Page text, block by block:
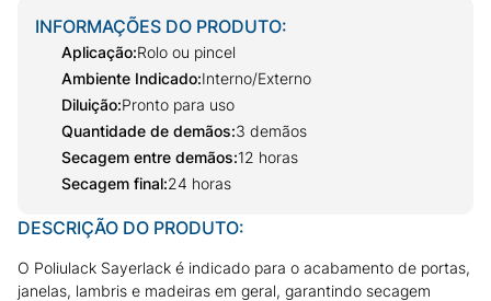
INFORMAÇÕES DO PRODUTO:
Aplicação:Rolo ou pincel
Ambiente Indicado:Interno/Externo
Diluição:Pronto para uso
Quantidade de demãos:3 demãos
Secagem entre demãos:12 horas
Secagem final:24 horas
DESCRIÇÃO DO PRODUTO:
O Poliulack Sayerlack é indicado para o acabamento de portas,
janelas, lambris e madeiras em geral, garantindo secagem